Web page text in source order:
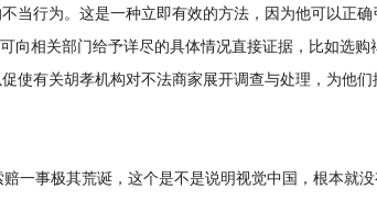
当行为。这是一种立即有效的方法，因为他可以正确
相关部门给予详尽的具体情况直接证据，比如选购
使有关胡孝机构对不法商家展开调查与处理，为他们
一事极其荒诞，这个是不是说明视觉中国，根本就